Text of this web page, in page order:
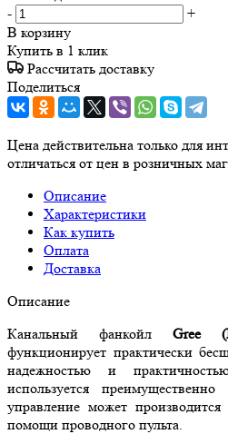
-
+
В корзину
Купить в 1 клик
Рассчитать доставку
Поделиться
Цена действительна только для
отличаться от цен в розничных
Описание
Характеристики
Как купить
Оплата
Доставка
Описание
Канальный фанкойл Gree
функционирует практически
надежностью и
используется
управление может
помощи проводного пульта.